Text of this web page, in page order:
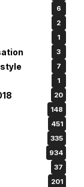
6
2
1
3
7
1
20
148
451
335
934
37
201